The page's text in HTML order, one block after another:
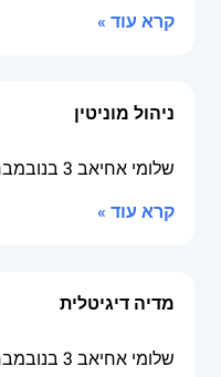
קרא עוד »
ניהול מוניטין
שלומי אחיאב 3 בנובמבר 2014
קרא עוד »
מדיה דיגיטלית
שלומי אחיאב 3 בנובמבר 2014